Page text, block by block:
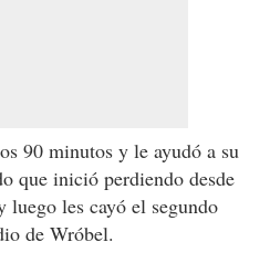
90 minutos y le ayudó a su
que inició perdiendo desde
les cayó el segundo
de Wróbel.